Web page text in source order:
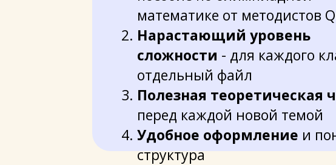
математике от методистов
Нарастающий уровень
сложности - для каждого
отдельный файл
Полезная теоретическая
перед каждой новой темой
Удобное оформление и
структура